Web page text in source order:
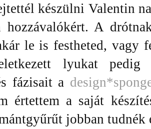
készülni Valentin
hozzávalókért. A
le is festheted, vagy
lyukat pedig
fázisait a
értettem a saját
jobban tudnék